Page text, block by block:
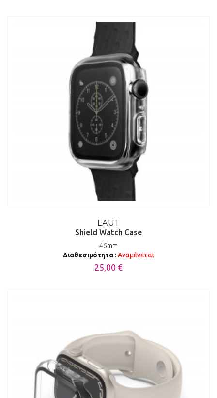
LAUT
Shield Watch Case
46mm
Διαθεσιμότητα: Αναμένεται
25,00 €